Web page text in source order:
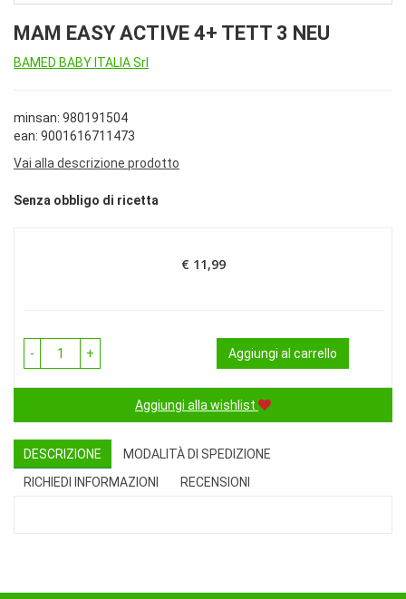
MAM EASY ACTIVE 4+ TETT 3 NEU
BAMED BABY ITALIA Srl
minsan: 980191504
ean: 9001616711473
Vai alla descrizione prodotto
Senza obbligo di ricetta
Prezzo
€ 11,99
- + Aggiungi al carrello
Aggiungi alla wishlist
DESCRIZIONE
MODALITÀ DI SPEDIZIONE
RICHIEDI INFORMAZIONI
RECENSIONI